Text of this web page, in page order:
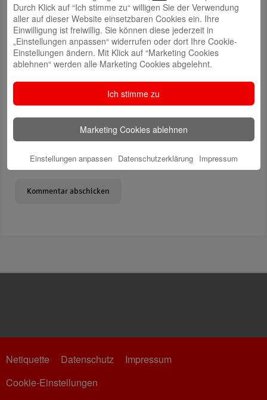
Meinen Namen, meine E-Mail-Adresse und meine Website in
diesem Browser für die nächste Kommentierung speichern.
Netiquette Datenschutz
Impressum
Cookie-Einstellungen
Durch Klick auf “Ich stimme zu“ willigen Sie der Verwendung
aller auf dieser Website einsetzbaren Cookies ein. Ihre
Einwilligung ist freiwillig. Sie können diese jederzeit in
„Einstellungen anpassen“ widerrufen oder dort Ihre Cookie-
Einstellungen ändern. Mit Klick auf “Marketing Cookies
ablehnen“ werden alle Marketing Cookies abgelehnt.
Ich stimme zu
Marketing Cookies ablehnen
Einstellungen anpassen Datenschutzerklärung Impressum